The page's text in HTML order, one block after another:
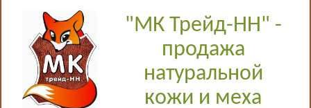
"МК Трейд-НН" -
продажа
натуральной
кожи и меха